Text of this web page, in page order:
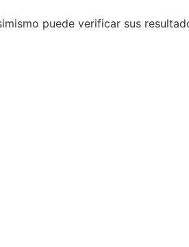
puede verificar sus